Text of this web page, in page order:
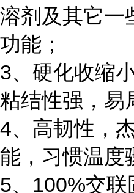
溶剂及其它一
功能；
3、硬化收缩
粘结性强，易
4、高韧性，
能，习惯温度
5、 100%交联